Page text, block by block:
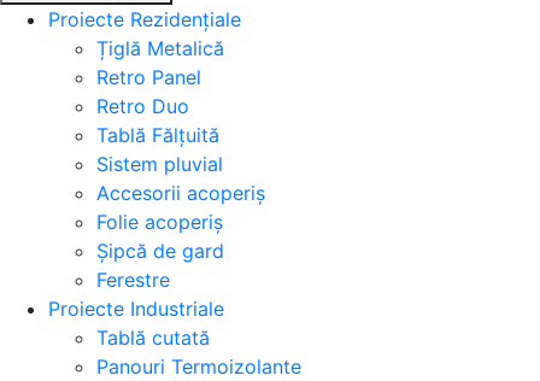
Proiecte Rezidențiale
Țiglă Metalică
Retro Panel
Retro Duo
Tablă Fălțuită
Sistem pluvial
Accesorii acoperiș
Folie acoperiș
Șipcă de gard
Ferestre
Proiecte Industriale
Tablă cutată
Panouri Termoizolante